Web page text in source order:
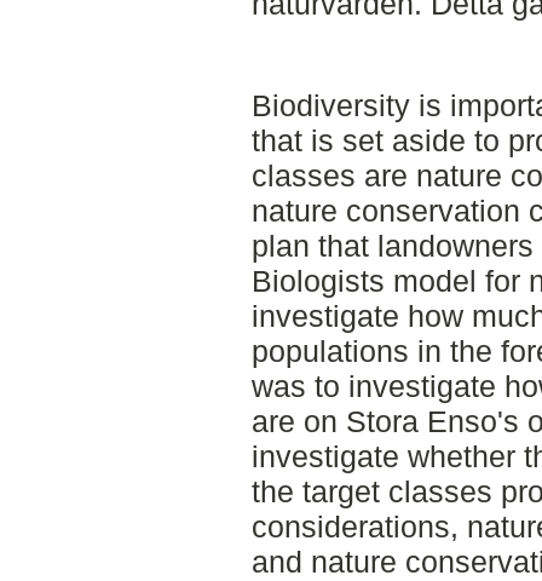
Biodiversity is
that is set aside to
classes are nature
nature conservation
plan that
Biologists model for
investigate how
populations in the
was to investigate
are on Stora Enso's
investigate whether
the target classes
considerations,
and nature